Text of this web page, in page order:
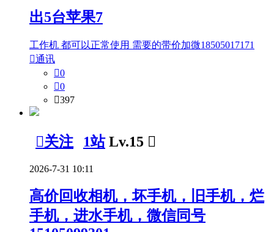
出5台苹果7
工作机 都可以正常使用 需要的带价加微18505017171
通讯
0
0
397
关注 1站 Lv.15 
2026-7-31 10:11
高价回收相机，坏手机，旧手机，烂
手机，进水手机，微信同号